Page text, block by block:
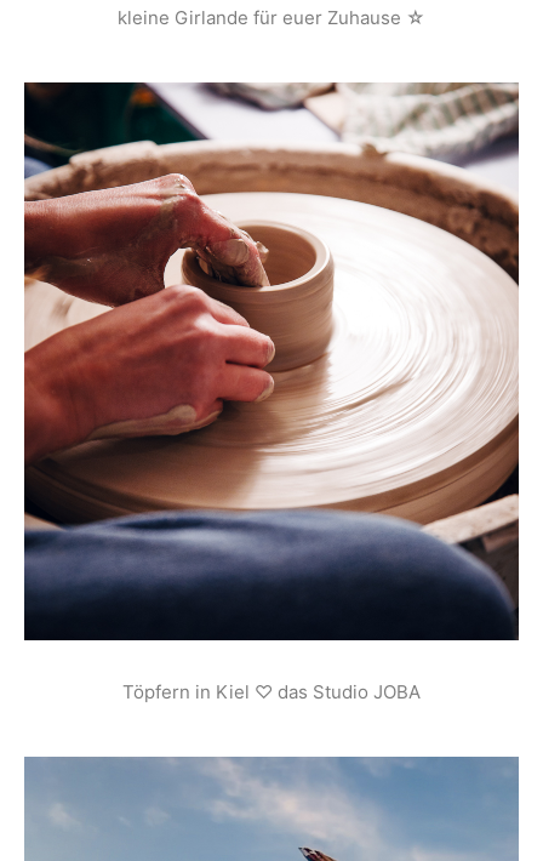
kleine Girlande für euer Zuhause ☆
Töpfern in Kiel ♡ das Studio JOBA